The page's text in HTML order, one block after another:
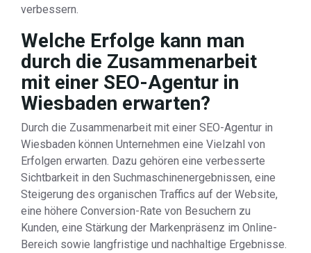
verbessern.
Welche Erfolge kann man
durch die Zusammenarbeit
mit einer SEO-Agentur in
Wiesbaden erwarten?
Durch die Zusammenarbeit mit einer SEO-Agentur in
Wiesbaden können Unternehmen eine Vielzahl von
Erfolgen erwarten. Dazu gehören eine verbesserte
Sichtbarkeit in den Suchmaschinenergebnissen, eine
Steigerung des organischen Traffics auf der Website,
eine höhere Conversion-Rate von Besuchern zu
Kunden, eine Stärkung der Markenpräsenz im Online-
Bereich sowie langfristige und nachhaltige Ergebnisse.